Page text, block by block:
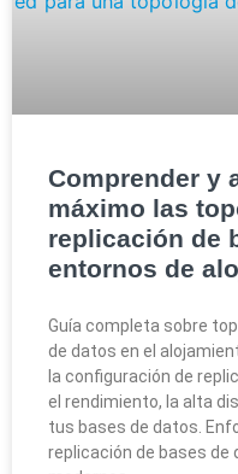
Comprender y
máximo las
replicación de
entornos de
Guía completa sobre
de datos en el
la configuración de
el rendimiento, la alta
tus bases de datos.
replicación de bases